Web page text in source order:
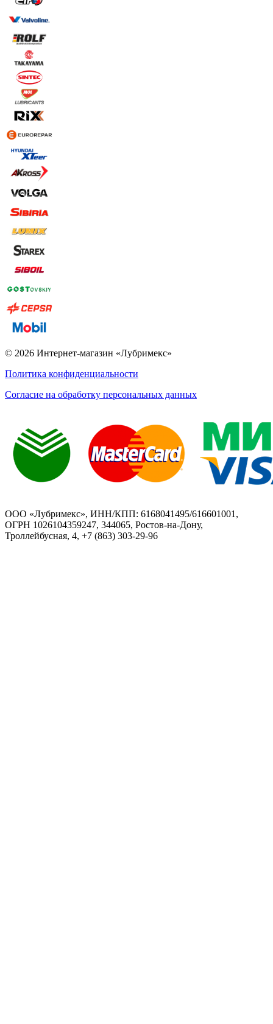
© 2026 Интернет-магазин «Лубримекс»
Политика конфиденциальности
Согласие на обработку персональных данных
ООО «Лубримекс», ИНН/КПП: 6168041495/616601001,
ОГРН 1026104359247, 344065, Ростов-на-Дону,
Троллейбусная, 4, +7 (863) 303-29-96